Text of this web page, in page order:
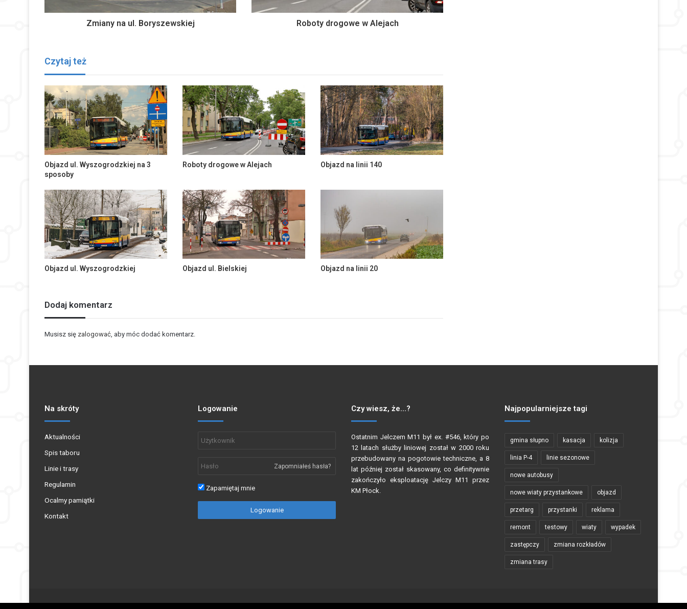
Zmiany na ul. Boryszewskiej Roboty drogowe w Alejach
Czytaj też
Objazd ul. Wyszogrodzkiej na 3
sposoby
Roboty drogowe w Alejach Objazd na linii 140
Objazd ul. Wyszogrodzkiej Objazd ul. Bielskiej Objazd na linii 20
Dodaj komentarz
Musisz się zalogować , aby móc dodać komentarz.
Na skróty
Aktualności
Spis taboru
Linie i trasy
Regulamin
Ocalmy pamiątki
Kontakt
Logowanie
Zapomniałeś hasła?
Zapamiętaj mnie
Logowanie
Czy wiesz, że…?
Ostatnim Jelczem M11 był ex. #546, który po
12 latach służby liniowej został w 2000 roku
przebudowany na pogotowie techniczne, a 8
lat później został skasowany, co definitywnie
zakończyło eksploatację Jelczy M11 przez
KM Płock.
Najpopularniejsze tagi
gmina słupno kasacja kolizja
linia P-4 linie sezonowe
nowe autobusy
nowe wiaty przystankowe objazd
przetarg przystanki reklama
remont testowy wiaty wypadek
zastępczy zmiana rozkładów
zmiana trasy